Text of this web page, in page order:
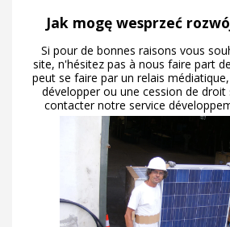
Jak mogę wesprzeć
Si pour de bonnes raisons vous
site, n'hésitez pas à nous faire part
peut se faire par un relais
développer ou une cession de droit
contacter notre service